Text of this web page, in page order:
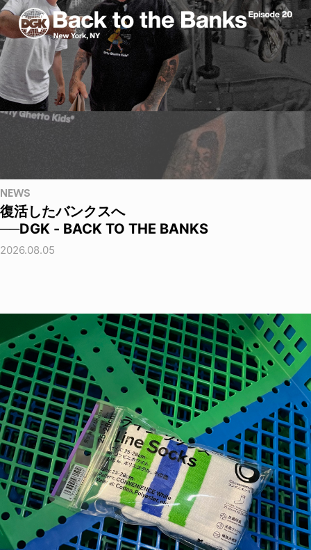
NEWS
復活したバンクスへ
──DGK - BACK TO THE BANKS
2026.08.05